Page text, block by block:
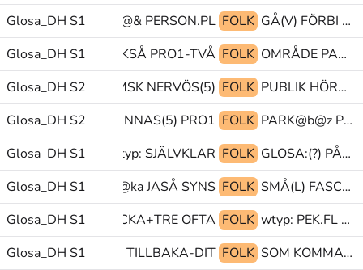
Glosa_DH S1ALLTID folk@& PERSON.PL FOLK
GÅ(V) FÖRBI PAPPA
Glosa_DH S1PRO1.FL OCKSÅ PRO1-TVÅ FOLK
OMRÅDE PARK@b ROLIG
Glosa_DH S2
GLOSA:SKAKIS HEMSK NERVÖS(5) FOLK
PUBLIK HÖRANDE PUBLIK
Glosa_DH S2
MINNAS(5) PRO1 FOLK
PARK@b@z PEK-PLATS-DÄR TRO
Glosa_DH S1TOLK wtyp: SJÄLVKLAR FOLK
GLOSA:(?) PÅ FEST
Glosa_DH S1FÖRVÅNAD@ka JASÅ SYNS FOLK
SMÅ(L) FASCINERA OCH
Glosa_DH S1
TVÅ_TRE VECKA+TRE OFTA FOLK
wtyp: PEK.FL döv@&
Glosa_DH S1VILL GE(J) TILLBAKA-DIT FOLK
SOM KOMMA-HIT(Lb) SVERIGE@en